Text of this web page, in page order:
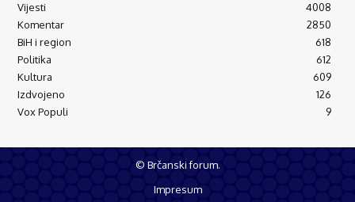
Vijesti
4008
Komentar
2850
BiH i region
618
Politika
612
Kultura
609
Izdvojeno
126
Vox Populi
9
© Brčanski forum.
Impresum